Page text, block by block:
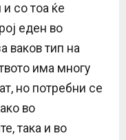
со тоа ќе
еден во
ваков тип на
има многу
но потребни се
во
така и во